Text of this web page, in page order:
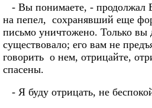
- Вы понимаете, - продолжал
на пепел, сохранявший еще
письмо уничтожено. Только вы
существовало; его вам не
говорить о нем, отрицайте,
спасены.
- Я буду отрицать, не